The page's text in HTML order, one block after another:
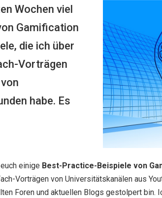
Wochen viel
Gamification
die ich über
Vorträgen
habe. Es
einige Best-Practice-Beispiele von
Vorträgen von Universitätskanälen aus
Foren und aktuellen Blogs gestolpert bin.